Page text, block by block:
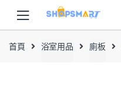
navigation
content
首頁 浴室用品 廁板